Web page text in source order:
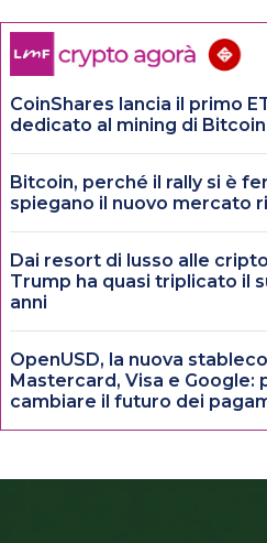
CoinShares lancia il primo
dedicato al mining di Bitcoin
Bitcoin, perché il rally si è
spiegano il nuovo mercato
Dai resort di lusso alle
Trump ha quasi triplicato il
anni
OpenUSD, la nuova
Mastercard, Visa e
cambiare il futuro dei